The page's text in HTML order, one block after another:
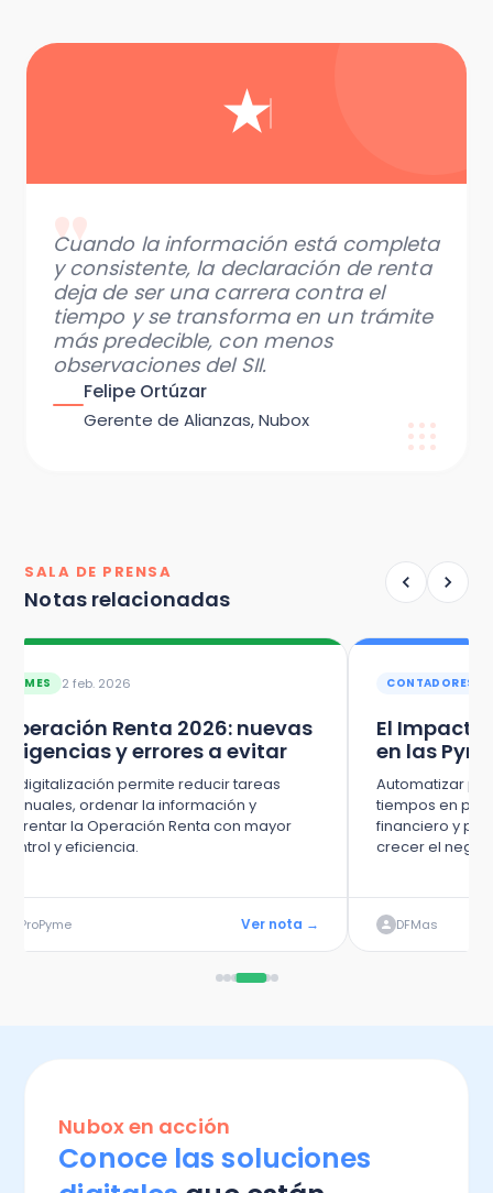
★
"
Cuando la información está completa
y consistente, la declaración de renta
deja de ser una carrera contra el
tiempo y se transforma en un trámite
más predecible, con menos
observaciones del SII.
Felipe Ortúzar
Gerente de Alianzas, Nubox
SALA DE PRENSA
Notas relacionadas
PYMES 2 feb. 2026
Operación Renta 2026: nuevas
exigencias y errores a evitar
La digitalización permite reducir tareas
manuales, ordenar la información y
enfrentar la Operación Renta con mayor
control y eficiencia.
ProPyme Ver nota →
CONTADORES
El Impacto
en las
Automatizar
tiempos en
financiero y
crecer el
DFMas
Nubox en acción
Conoce las soluciones